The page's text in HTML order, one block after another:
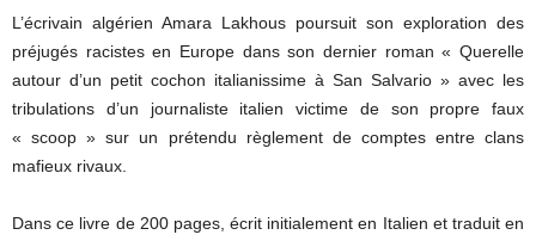
L’écrivain algérien Amara Lakhous poursuit son exploration des
préjugés racistes en Europe dans son dernier roman « Querelle
autour d’un petit cochon italianissime à San Salvario » avec les
tribulations d’un journaliste italien victime de son propre faux
« scoop » sur un prétendu règlement de comptes entre clans
mafieux rivaux.
Dans ce livre de 200 pages, écrit initialement en Italien et traduit en